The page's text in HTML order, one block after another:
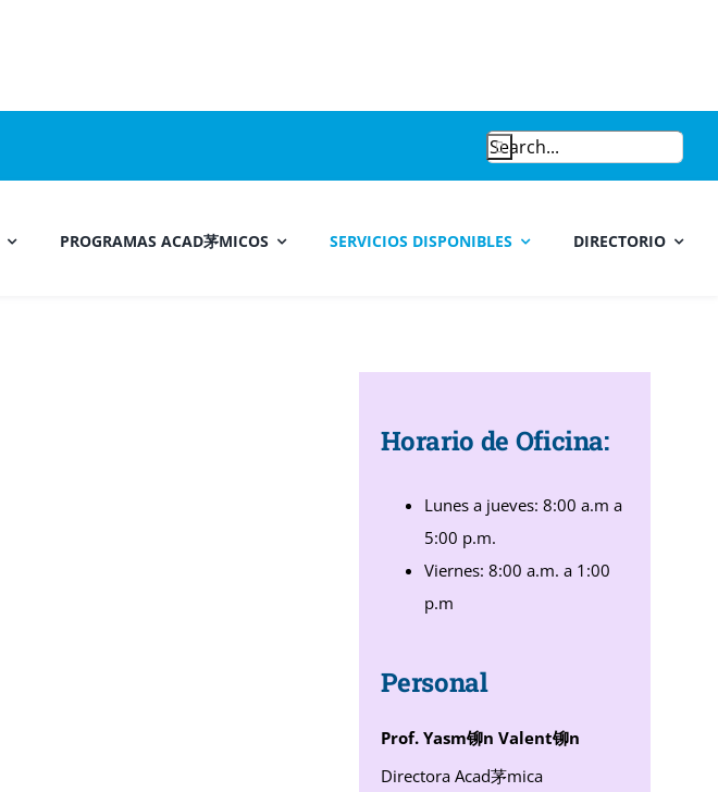
Search
for:
PROGRAMAS ACAD茅MICOS SERVICIOS DISPONIBLES DIRECTORIO
Horario de Oficina:
Lunes a jueves: 8:00 a.m a
5:00 p.m.
Viernes: 8:00 a.m. a 1:00
p.m
Personal
Prof. Yasm铆n Valent铆n
Directora Acad茅mica